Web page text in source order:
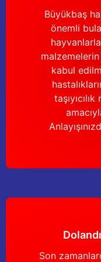
Büyükbaş
önemli
kabul
Son